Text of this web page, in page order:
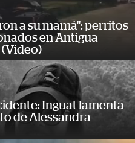
a su mamá": perritos
en Antigua
Inguat lamenta
de Alessandra